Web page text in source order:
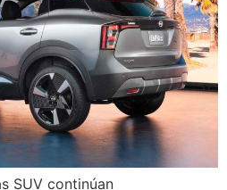
SUV continúan